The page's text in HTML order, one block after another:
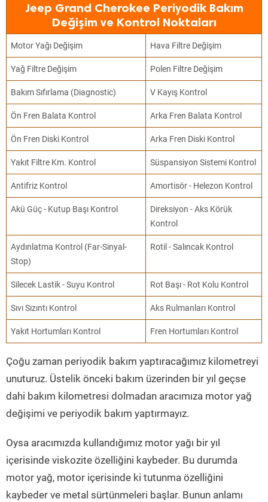
Jeep Grand Cherokee Periyodik Bakım
Değişim ve Kontrol Noktaları
Motor Yağı Değişim Hava Filtre Değişim
Yağ Filtre Değişim Polen Filtre Değişim
Bakım Sıfırlama (Diagnostic) V Kayış Kontrol
Ön Fren Balata Kontrol Arka Fren Balata Kontrol
Ön Fren Diski Kontrol Arka Fren Diski Kontrol
Yakıt Filtre Km. Kontrol Süspansiyon Sistemi Kontrol
Antifriz Kontrol Amortisör - Helezon Kontrol
Akü Güç - Kutup Başı Kontrol
Direksiyon - Aks Körük
Kontrol
Aydınlatma Kontrol (Far-Sinyal-
Stop)
Rotil - Salıncak Kontrol
Silecek Lastik - Suyu Kontrol Rot Başı - Rot Kolu Kontrol
Sıvı Sızıntı Kontrol Aks Rulmanları Kontrol
Yakıt Hortumları Kontrol Fren Hortumları Kontrol
Çoğu zaman periyodik bakım yaptıracağımız kilometreyi
unuturuz. Üstelik önceki bakım üzerinden bir yıl geçse
dahi bakım kilometresi dolmadan aracımıza motor yağ
değişimi ve periyodik bakım yaptırmayız.
Oysa aracımızda kullandığımız motor yağı bir yıl
içerisinde viskozite özelliğini kaybeder. Bu durumda
motor yağ, motor içerisinde ki tutunma özelliğini
kaybeder ve metal sürtünmeleri başlar. Bunun anlamı